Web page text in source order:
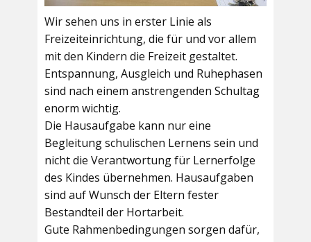
Wir sehen uns in erster Linie als
Freizeiteinrichtung, die für und vor allem
mit den Kindern die Freizeit gestaltet.
Entspannung, Ausgleich und Ruhephasen
sind nach einem anstrengenden Schultag
enorm wichtig.
Die Hausaufgabe kann nur eine
Begleitung schulischen Lernens sein und
nicht die Verantwortung für Lernerfolge
des Kindes übernehmen. Hausaufgaben
sind auf Wunsch der Eltern fester
Bestandteil der Hortarbeit.
Gute Rahmenbedingungen sorgen dafür,